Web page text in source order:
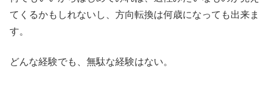
てくるかもしれないし、方向転換は何歳になっても出来ま
す。
どんな経験でも、無駄な経験はない。